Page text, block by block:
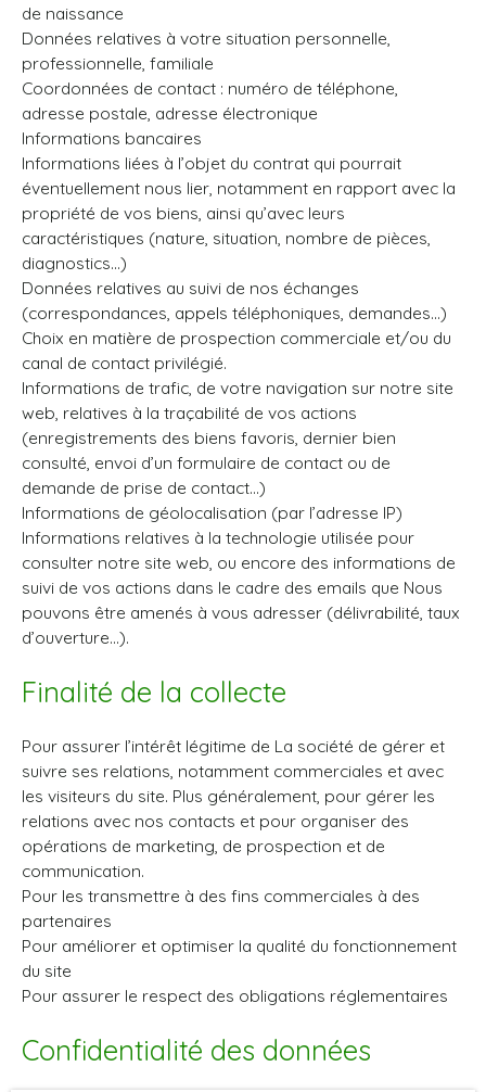
de naissance
Données relatives à votre situation personnelle,
professionnelle, familiale
Coordonnées de contact : numéro de téléphone,
adresse postale, adresse électronique
Informations bancaires
Informations liées à l’objet du contrat qui pourrait
éventuellement nous lier, notamment en rapport avec la
propriété de vos biens, ainsi qu’avec leurs
caractéristiques (nature, situation, nombre de pièces,
diagnostics…)
Données relatives au suivi de nos échanges
(correspondances, appels téléphoniques, demandes…)
Choix en matière de prospection commerciale et/ou du
canal de contact privilégié.
Informations de trafic, de votre navigation sur notre site
web, relatives à la traçabilité de vos actions
(enregistrements des biens favoris, dernier bien
consulté, envoi d’un formulaire de contact ou de
demande de prise de contact…)
Informations de géolocalisation (par l’adresse IP)
Informations relatives à la technologie utilisée pour
consulter notre site web, ou encore des informations de
suivi de vos actions dans le cadre des emails que Nous
pouvons être amenés à vous adresser (délivrabilité, taux
d’ouverture…).
Finalité de la collecte
Pour assurer l’intérêt légitime de La société de gérer et
suivre ses relations, notamment commerciales et avec
les visiteurs du site. Plus généralement, pour gérer les
relations avec nos contacts et pour organiser des
opérations de marketing, de prospection et de
communication.
Pour les transmettre à des fins commerciales à des
partenaires
Pour améliorer et optimiser la qualité du fonctionnement
du site
Pour assurer le respect des obligations réglementaires
Confidentialité des données